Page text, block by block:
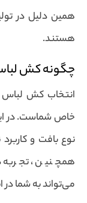
همین دلیل در
هستند.
چگونه کش
انتخاب کش لباس
خاص شماست. در
نوع بافت و
همچنین ، تجربه
می‌تواند به شما